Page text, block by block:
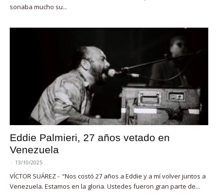
sonaba mucho su...
Eddie Palmieri, 27 años vetado en
Venezuela
- 13/10/2025
VÍCTOR SUÁREZ - “Nos costó 27 años a Eddie y a mí volver juntos a
Venezuela. Estamos en la gloria. Ustedes fueron gran parte de...